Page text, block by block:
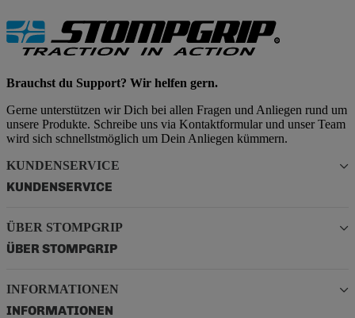
Brauchst du Support? Wir helfen gern.
Gerne unterstützen wir Dich bei allen Fragen und Anliegen rund um
unsere Produkte. Schreibe uns via Kontaktformular und unser Team
wird sich schnellstmöglich um Dein Anliegen kümmern.
KUNDENSERVICE
KUNDENSERVICE
ÜBER STOMPGRIP
ÜBER STOMPGRIP
INFORMATIONEN
INFORMATIONEN